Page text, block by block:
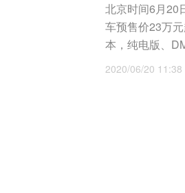
北京时间6月20
车预售价23万
本，纯电版、
2020/06/20 11:38